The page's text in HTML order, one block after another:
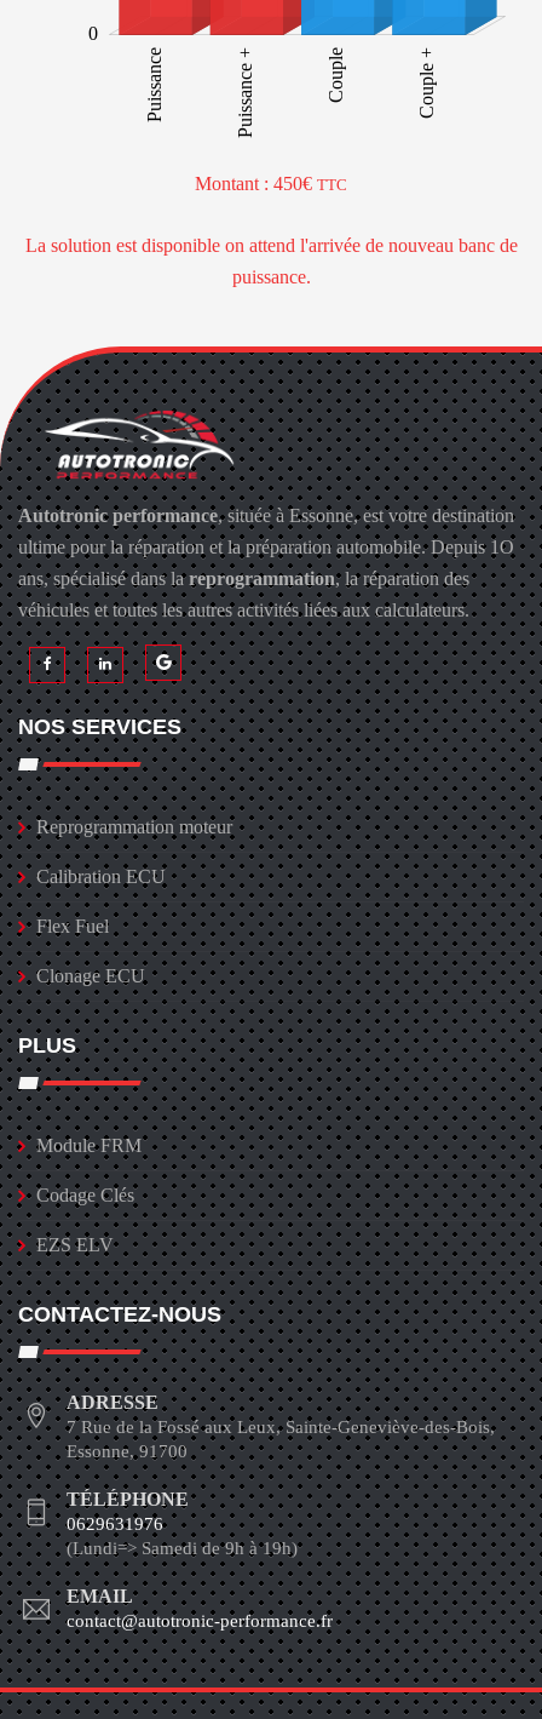
0
Puissance Puissance + Couple Couple +
Montant : 450€ TTC
La solution est disponible on attend l'arrivée de nouveau banc de
puissance.
Autotronic performance, située à Essonne, est votre destination
ultime pour la réparation et la préparation automobile. Depuis 1O
ans, spécialisé dans lareprogrammation, la réparation des
véhicules et toutes les autres activités liées aux calculateurs.
NOS SERVICES
Reprogrammation moteur
Calibration ECU
Flex Fuel
Clonage ECU
PLUS
Module FRM
Codage Clés
EZS ELV
CONTACTEZ-NOUS
ADRESSE
7 Rue de la Fossé aux Leux, Sainte-Geneviève-des-Bois,
Essonne, 91700
TÉLÉPHONE
0629631976
(Lundi=> Samedi de 9h à 19h)
EMAIL
contact@autotronic-performance.fr